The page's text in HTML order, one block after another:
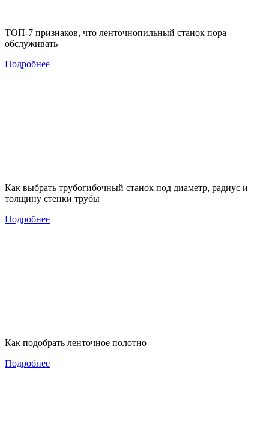
ТОП-7 признаков, что ленточнопильный станок пора
обслуживать
Подробнее
Как выбрать трубогибочный станок под диаметр, радиус и
толщину стенки трубы
Подробнее
Как подобрать ленточное полотно
Подробнее